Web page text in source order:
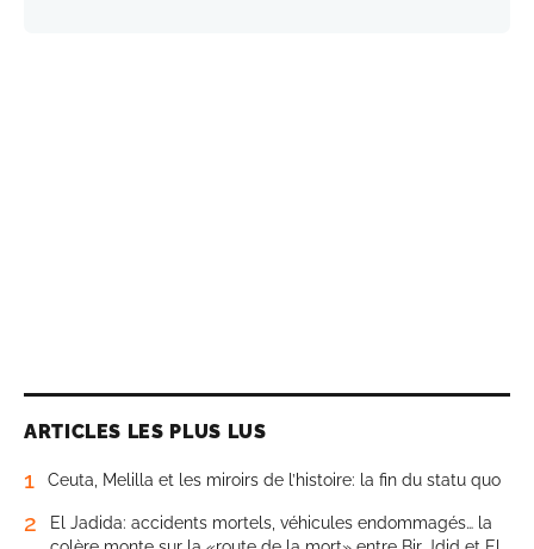
ARTICLES LES PLUS LUS
1 Ceuta, Melilla et les miroirs de l’histoire: la fin du statu quo
2
El Jadida: accidents mortels, véhicules endommagés… la